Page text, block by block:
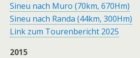
Sineu nach Muro (70km, 670Hm)
Sineu nach Randa (44km, 300Hm)
Link zum Tourenbericht 2025
2015